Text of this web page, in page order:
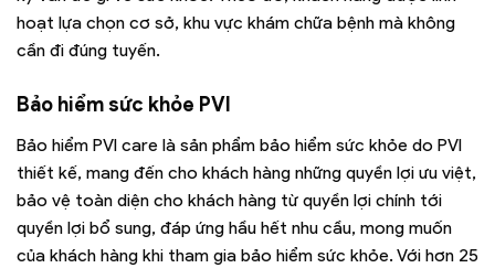
hoạt lựa chọn cơ sở, khu vực khám chữa bệnh mà không
cần đi đúng tuyến.
Bảo hiểm sức khỏe PVI
Bảo hiểm PVI care là sản phẩm bảo hiểm sức khỏe do PVI
thiết kế, mang đến cho khách hàng những quyền lợi ưu việt,
bảo vệ toàn diện cho khách hàng từ quyền lợi chính tới
quyền lợi bổ sung, đáp ứng hầu hết nhu cầu, mong muốn
của khách hàng khi tham gia bảo hiểm sức khỏe. Với hơn 25